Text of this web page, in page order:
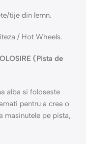
tije din lemn.
/ Hot Wheels.
(Pista de
alba si foloseste
pentru a crea o
masinutele pe pista,